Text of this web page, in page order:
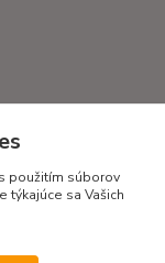
s použitím súborov
týkajúce sa Vašich